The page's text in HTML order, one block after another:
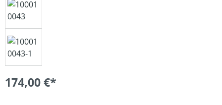
174,00 €*